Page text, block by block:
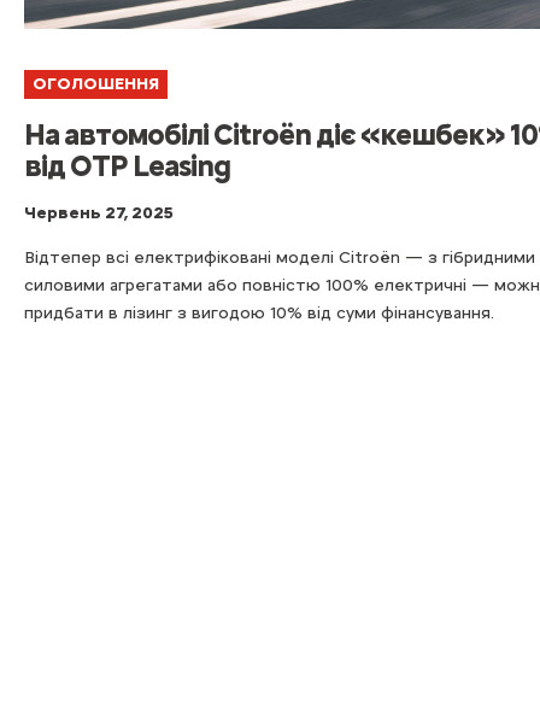
ОГОЛОШЕННЯ
На автомобілі Citroën діє «кешбек»
від OTP Leasing
Червень 27, 2025
Відтепер всі електрифіковані моделі Citroën — з гібридними
силовими агрегатами або повністю 100% електричні —
придбати в лізинг з вигодою 10% від суми фінансування.